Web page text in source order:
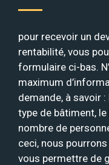
pour recevoir un
rentabilité, vous
formulaire ci-bas.
maximum
demande, à savoir
type de bâtiment,
nombre de
ceci, nous
vous permettre de